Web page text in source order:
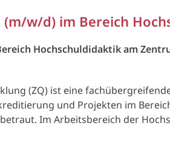
w/d) im Bereich
Hochschuldidaktik am
(ZQ) ist eine
und Projekten im
Im Arbeitsbereich der